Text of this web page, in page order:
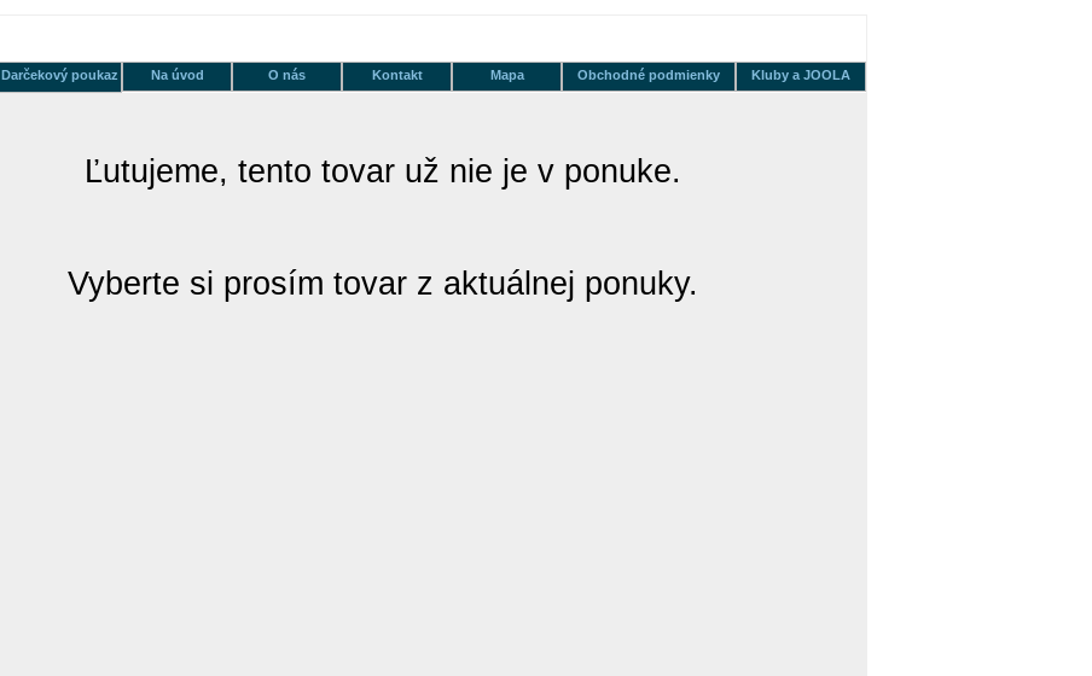
Kluby a JOOLA
Obchodné podmienky
Mapa
Kontakt
O nás
Na úvod
Darčekový poukaz
Ľutujeme, tento tovar už nie je v ponuke.
Vyberte si prosím tovar z aktuálnej ponuky.